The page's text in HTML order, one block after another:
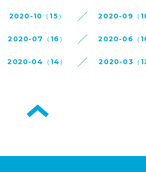
2020-10（15） 2020-09（
2020-07（16） 2020-06（
2020-04（14） 2020-03（12